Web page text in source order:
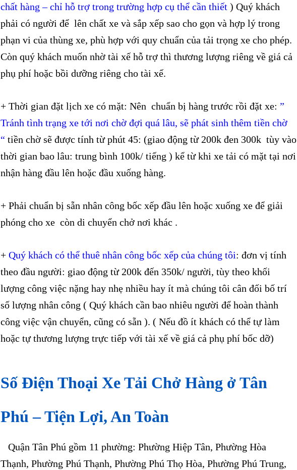
chất hàng – chỉ hỗ trợ trong trường hợp cụ thể cần thiết ) Quý khách
phải có người để lên chất xe và sắp xếp sao cho gọn và hợp lý trong
phạn vi của thùng xe, phù hợp với quy chuẩn của tải trọng xe cho phép.
Còn quý khách muốn nhờ tài xế hỗ trợ thì thương lượng riêng về giá cả
phụ phí hoặc bồi dưỡng riêng cho tài xế.
+ Thời gian đặt lịch xe có mặt: Nên chuẩn bị hàng trước rồi đặt xe: ”
Tránh tình trạng xe tới nơi chờ đợi quá lâu, sẽ phát sinh thêm tiền chờ
“ tiền chờ sẽ được tính từ phút 45: (giao động từ 200k đen 300k tùy vào
thời gian bao lâu: trung bình 100k/ tiếng ) kể từ khi xe tải có mặt tại nơi
nhận hàng đầu lên hoặc đầu xuống hàng.
+ Phải chuẩn bị sẵn nhân công bốc xếp đầu lên hoặc xuống xe để giải
phóng cho xe còn di chuyển chở nơi khác .
+ Quý khách có thể thuê nhân công bốc xếp của chúng tôi: đơn vị tính
theo đầu người: giao động từ 200k đến 350k/ người, tùy theo khối
lượng công việc nặng hay nhẹ nhiều hay ít mà chúng tôi cân đối bố trí
số lượng nhân công ( Quý khách cần bao nhiêu người để hoàn thành
công việc vận chuyển, cũng có sẵn ). ( Nếu đồ ít khách có thể tự làm
hoặc tự thương lượng trực tiếp với tài xế về giá cả phụ phí bốc dỡ)
Số Điện Thoại Xe Tải Chở Hàng ở Tân
Phú – Tiện Lợi, An Toàn
Quận Tân Phú gồm 11 phường: Phường Hiệp Tân, Phường Hòa
Thạnh, Phường Phú Thạnh, Phường Phú Thọ Hòa, Phường Phú Trung,